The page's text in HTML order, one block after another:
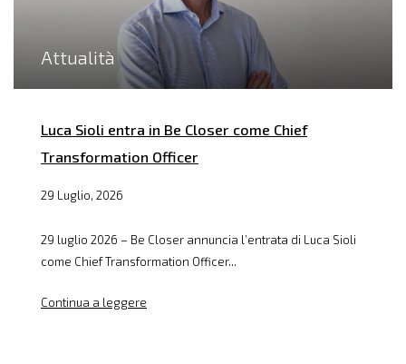
Attualità
Luca Sioli entra in Be Closer come Chief
Transformation Officer
29 Luglio, 2026
29 luglio 2026 – Be Closer annuncia l’entrata di Luca Sioli
come Chief Transformation Officer...
Continua a leggere